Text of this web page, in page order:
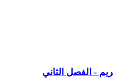
- الفصل الثاني